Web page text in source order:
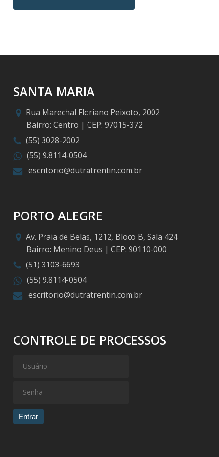
SANTA MARIA
Rua Marechal Floriano Peixoto, 2002
Bairro: Centro | CEP: 97015-372
(55) 3028-2002
(55) 9.8114-0504
escritorio@dutratrentin.com.br
PORTO ALEGRE
Av. Praia de Belas, 1212, Bloco B, Sala 424
Bairro: Menino Deus | CEP: 90110-000
(51) 3103-6693
(55) 9.8114-0504
escritorio@dutratrentin.com.br
CONTROLE DE PROCESSOS
Entrar